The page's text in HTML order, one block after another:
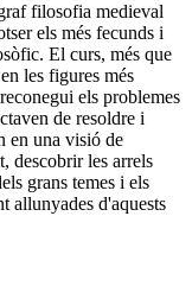
filosofia medieval
els més fecunds i
El curs, més que
les figures més
els problemes
de resoldre i
en una visió de
descobrir les arrels
grans temes i els
allunyades d'aquests